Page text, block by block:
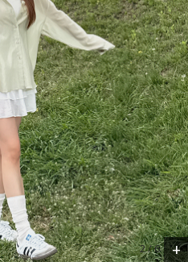
아우터
티셔츠
니트
블라우스
원피스
팬츠
스커트 3/6 +